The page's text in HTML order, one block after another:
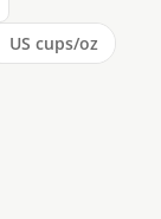
US cups/oz